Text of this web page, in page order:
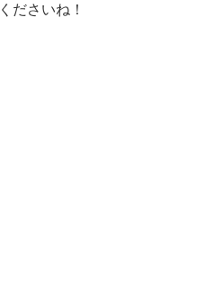
ださいね！